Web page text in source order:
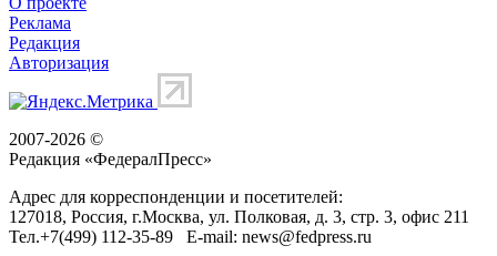
Реклама
Редакция
Авторизация
2007-2026 ©
Редакция «ФедералПресс»
Адрес для корреспонденции и посетителей:
127018, Россия, г.Москва, ул. Полковая, д. 3, стр. 3, офис 211
Тел.+7(499) 112-35-89 E-mail: news@fedpress.ru